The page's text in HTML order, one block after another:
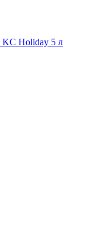
KC Holiday 5 л